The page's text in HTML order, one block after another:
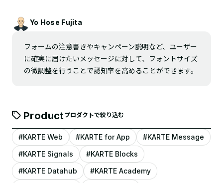
Yo Hose Fujita
フォームの注意書きやキャンペーン説明など、ユーザー
に確実に届けたいメッセージに対して、フォントサイズ
の微調整を行うことで認知率を高めることができます。
Product プロダクトで絞り込む
#KARTE Web #KARTE for App
#KARTE Message
#KARTE Signals
#KARTE Blocks
#KARTE Datahub
#KARTE Academy